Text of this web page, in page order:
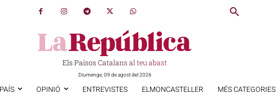
Els Països Catalans al teu abast
Diumenge, 09 de agost del 2026
OPINIÓ ENTREVISTES ELMONCASTELLER MÉS CATEGORIES